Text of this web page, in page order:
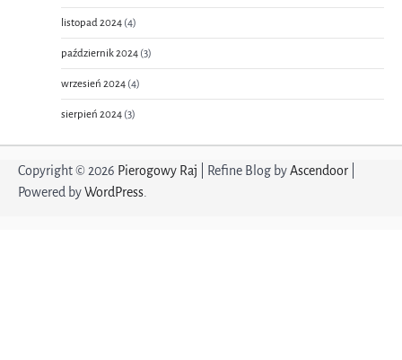
listopad 2024 (4)
październik 2024 (3)
wrzesień 2024 (4)
sierpień 2024 (3)
Copyright © 2026 Pierogowy Raj | Refine Blog byAscendoor
Powered byWordPress.